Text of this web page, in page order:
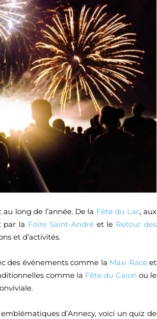
long de l’année. De la Fête du Lac, aux
par la Foire Saint-Andréet le Retour des
et d’activités.
des événements comme la Maxi Raceet
comme la Fête du Caïon ou le
d’Annecy, voici un quiz de